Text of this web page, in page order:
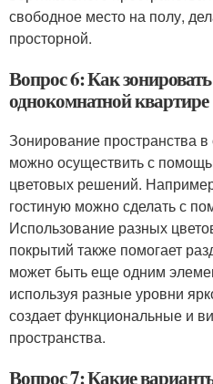
свободное место на полу,
просторной.
Вопрос 6: Как
однокомнатной квартире
Зонирование пространства
можно осуществить с
цветовых решений.
гостиную можно сделать с
Использование разных
покрытий также помогает
может быть еще одним
используя разные уровни
создает функциональные и
пространства.
Вопрос 7: Какие